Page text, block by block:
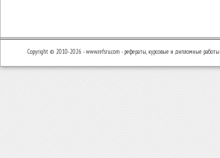
Copyright © 2010-2026 - www.refsru.com - рефераты, курсовые и дипломные работы